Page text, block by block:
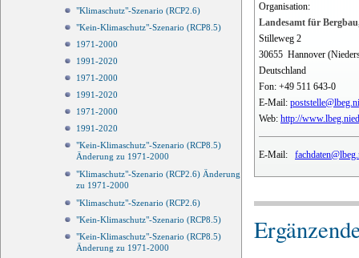
"Klimaschutz"-Szenario (RCP2.6)
"Kein-Klimaschutz"-Szenario (RCP8.5)
1971-2000
1991-2020
1971-2000
1991-2020
1971-2000
1991-2020
"Kein-Klimaschutz"-Szenario (RCP8.5)
Änderung zu 1971-2000
"Klimaschutz"-Szenario (RCP2.6) Änderung
zu 1971-2000
"Klimaschutz"-Szenario (RCP2.6)
"Kein-Klimaschutz"-Szenario (RCP8.5)
"Kein-Klimaschutz"-Szenario (RCP8.5)
Änderung zu 1971-2000
Organisation:
Landesamt für
Stilleweg 2
30655 Hannover
Deutschland
Fon: +49 511 643-0
E-Mail:
Web: http://
E-Mail: